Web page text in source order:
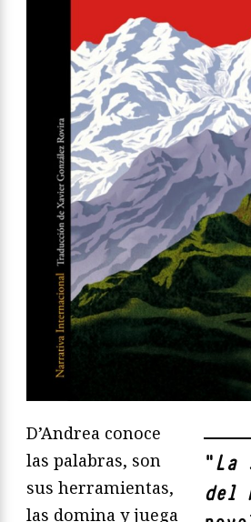
"La
del
D’Andrea conoce
las palabras, son
sus herramientas,
las domina y juega